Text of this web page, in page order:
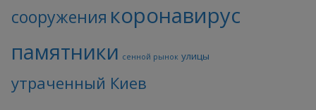
сооружения коронавирус
памятники сенной рынок улицы
утраченный Киев